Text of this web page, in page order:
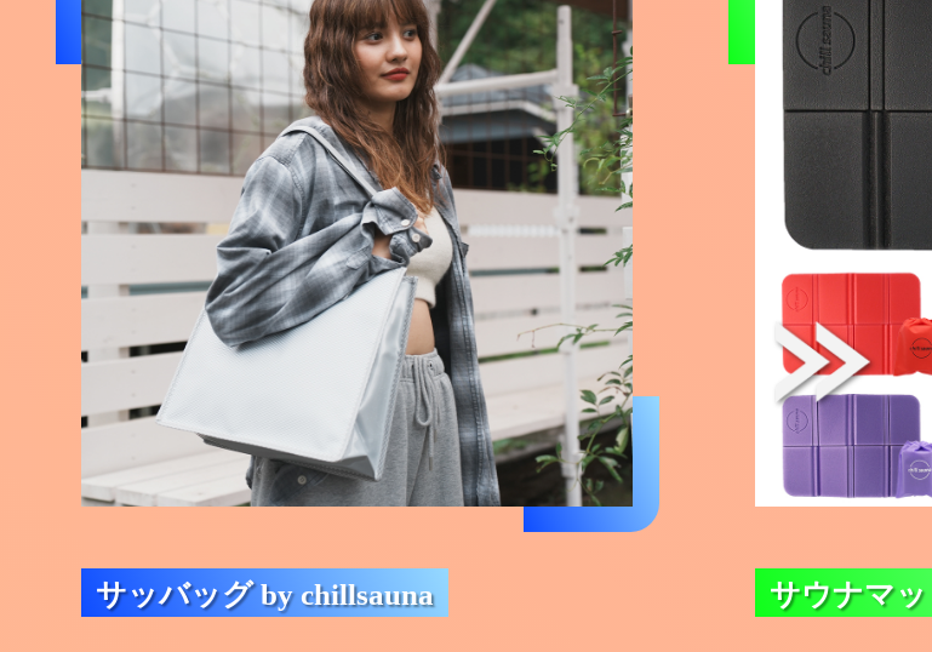
サッバッグ by chillsauna サウナマ